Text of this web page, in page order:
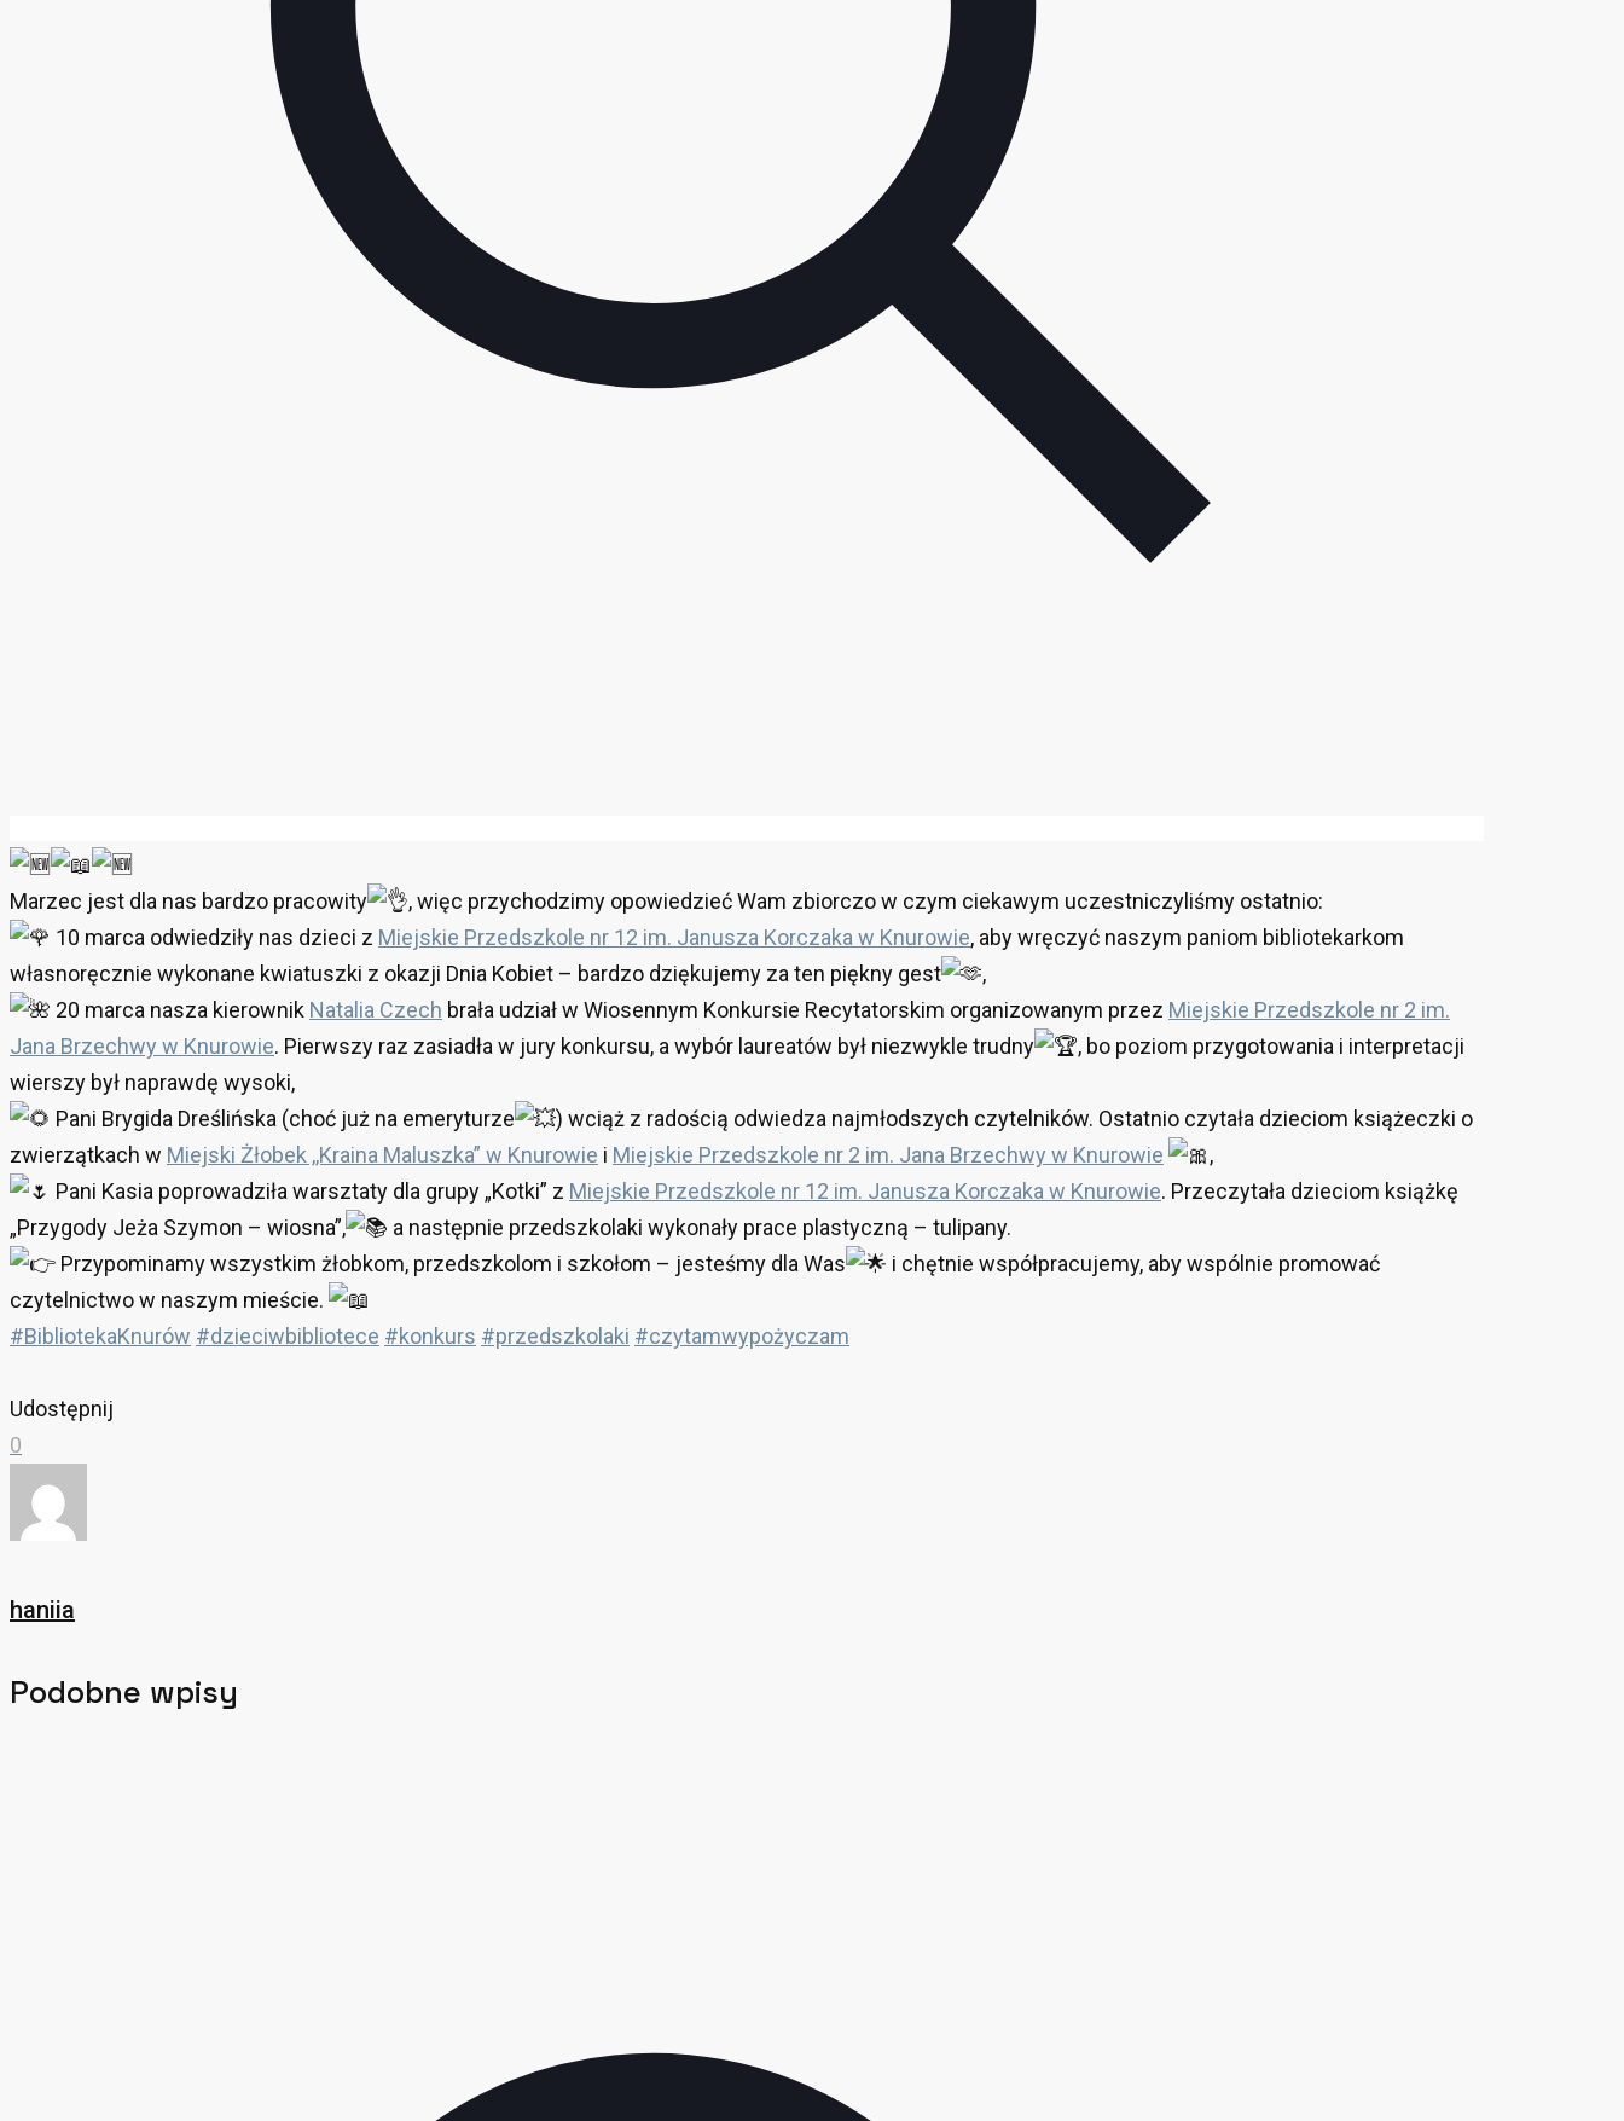
Marzec jest dla nas bardzo pracowity
, więc przychodzimy opowiedzieć Wam zbiorczo w czym ciekawym uczestniczyliśmy ostatnio:
10 marca odwiedziły nas dzieci z Miejskie Przedszkole nr 12 im. Janusza Korczaka w Knurowie, aby wręczyć naszym paniom bibliotekarkom
własnoręcznie wykonane kwiatuszki z okazji Dnia Kobiet – bardzo dziękujemy za ten piękny gest
,
20 marca nasza kierownik Natalia Czech brała udział w Wiosennym Konkursie Recytatorskim organizowanym przez Miejskie Przedszkole nr 2 im.
Jana Brzechwy w Knurowie. Pierwszy raz zasiadła w jury konkursu, a wybór laureatów był niezwykle trudny
, bo poziom przygotowania i interpretacji
wierszy był naprawdę wysoki,
Pani Brygida Dreślińska (choć już na emeryturze
) wciąż z radością odwiedza najmłodszych czytelników. Ostatnio czytała dzieciom książeczki o
zwierzątkach w Miejski Żłobek ,,Kraina Maluszka” w Knurowie i Miejskie Przedszkole nr 2 im. Jana Brzechwy w Knurowie
,
Pani Kasia poprowadziła warsztaty dla grupy „Kotki” z Miejskie Przedszkole nr 12 im. Janusza Korczaka w Knurowie. Przeczytała dzieciom książkę
„Przygody Jeża Szymon – wiosna”,
a następnie przedszkolaki wykonały prace plastyczną – tulipany.
Przypominamy wszystkim żłobkom, przedszkolom i szkołom – jesteśmy dla Was
i chętnie współpracujemy, aby wspólnie promować
czytelnictwo w naszym mieście.
#BibliotekaKnurów #dzieciwbibliotece #konkurs #przedszkolaki #czytamwypożyczam
Udostępnij
0
haniia
Podobne wpisy